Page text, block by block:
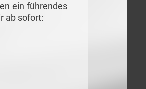
ein führendes
ab sofort: